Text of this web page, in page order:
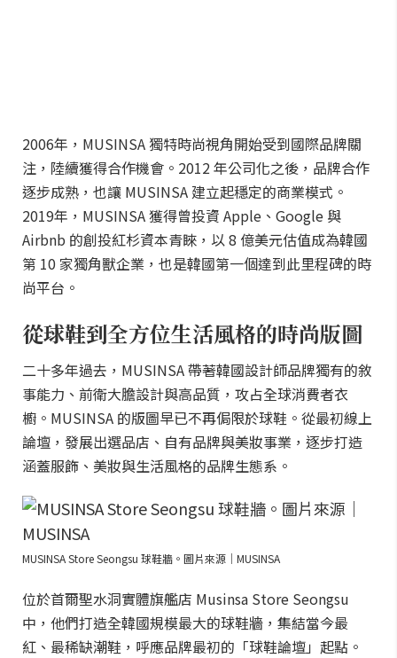
2006年，MUSINSA 獨特時尚視角開始受到國際品牌關
注，陸續獲得合作機會。2012 年公司化之後，品牌合作
逐步成熟，也讓 MUSINSA 建立起穩定的商業模式。
2019年，MUSINSA 獲得曾投資 Apple、Google 與
Airbnb 的創投紅杉資本青睞，以 8 億美元估值成為韓國
第 10 家獨角獸企業，也是韓國第一個達到此里程碑的時
尚平台。
從球鞋到全方位生活風格的時尚版圖
二十多年過去，MUSINSA 帶著韓國設計師品牌獨有的敘
事能力、前衛大膽設計與高品質，攻占全球消費者衣
櫥。MUSINSA 的版圖早已不再侷限於球鞋。從最初線上
論壇，發展出選品店、自有品牌與美妝事業，逐步打造
涵蓋服飾、美妝與生活風格的品牌生態系。
MUSINSA Store Seongsu 球鞋牆。圖片來源｜MUSINSA
位於首爾聖水洞實體旗艦店 Musinsa Store Seongsu
中，他們打造全韓國規模最大的球鞋牆，集結當今最
紅、最稀缺潮鞋，呼應品牌最初的「球鞋論壇」起點。